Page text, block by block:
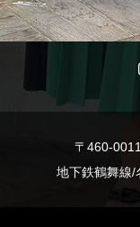
〒460-
地下鉄鶴舞線/